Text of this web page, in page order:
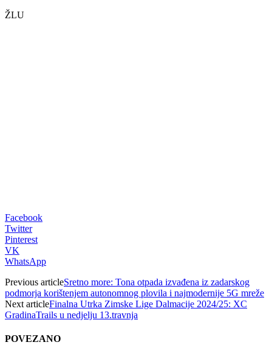
ŽLU
Facebook
Twitter
Pinterest
VK
WhatsApp
Previous articleSretno more: Tona otpada izvađena iz zadarskog
podmorja korištenjem autonomnog plovila i najmodernije 5G mreže
Next articleFinalna Utrka Zimske Lige Dalmacije 2024/25: XC
GradinaTrails u nedjelju 13.travnja
POVEZANO